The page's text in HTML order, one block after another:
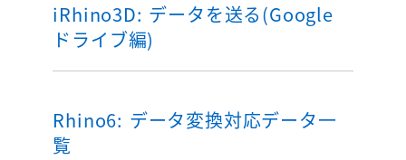
iRhino3D: データを送る(Google
ドライブ編)
Rhino6: データ変換対応データ一
覧